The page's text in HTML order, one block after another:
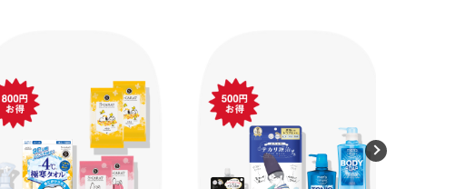
向け、1滴ずつ量を調整しながらご使用ください。
ンＣ）＞
をととのえてください。
ッセンス C100
ネキサム酸※ 、グリチルリチン酸ジカリウム※ 、